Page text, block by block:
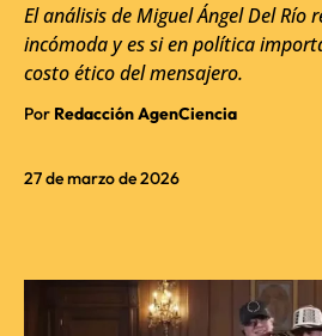
27 de marzo de 2026
El análisis de Miguel Ángel Del Río
incómoda y es si en política
costo ético del mensajero.
Por Redacción AgenCiencia